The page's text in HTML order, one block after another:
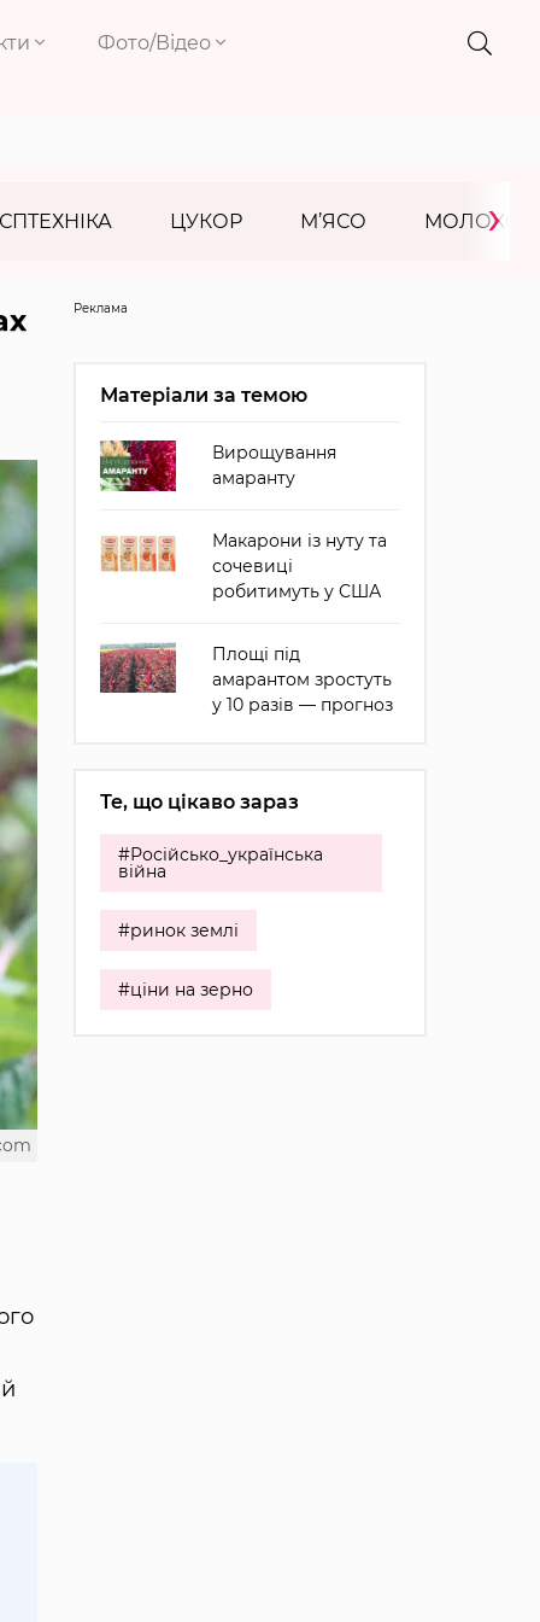
Фото/Відео
ЦУКОР М’ЯСО МОЛОКО
›
Реклама
Матеріали за темою
Вирощування
амаранту
Макарони із нуту та
сочевиці
робитимуть у США
Площі під
амарантом зростуть
у 10 разів — прогноз
Те, що цікаво зараз
#Російсько_українська
війна
#ринок землі
#ціни на зерно